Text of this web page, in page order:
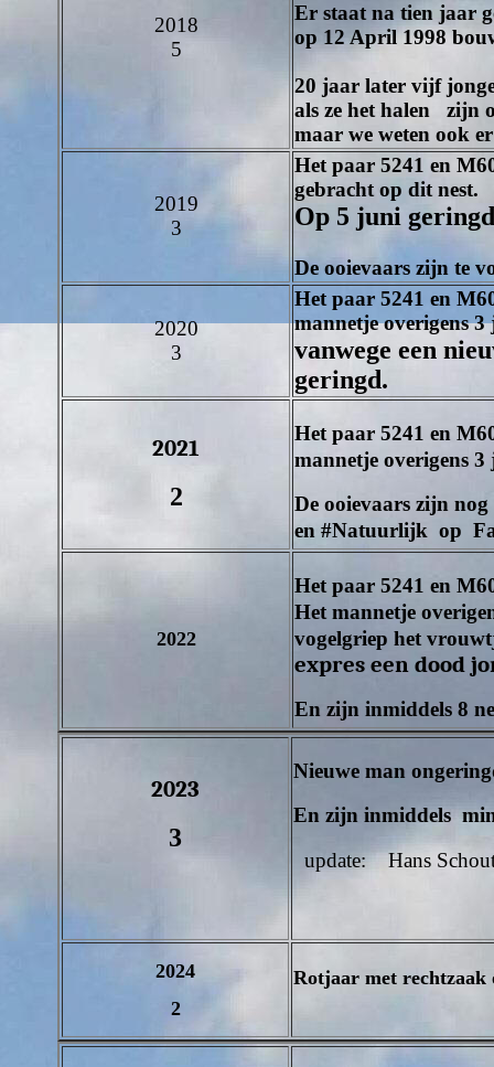
2018
5
Er staat na tien jaar
op 12 April 1998
20 jaar later vijf
als ze het halen zijn
maar we weten ook
2019
3
Het paar 5241 en
gebracht op dit nest.
Op 5 juni
De ooievaars zijn
2020
3
Het paar 5241 en
mannetje overigens
vanwege een
geringd.
2021
2
Het paar 5241 en
mannetje overigens
De ooievaars zijn nog
en #Natuurlijk op
2022
Het paar 5241 en
Het mannetje
vogelgriep het
expres een dood
En zijn inmiddels 8
2023
3
Nieuwe man
En zijn inmiddels
update: Hans
2024
2
Rotjaar met